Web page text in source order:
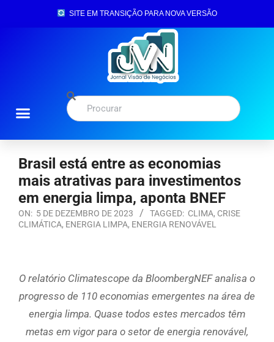
SITE EM TRANSIÇÃO PARA NOVA VERSÃO
Brasil está entre as economias
mais atrativas para investimentos
em energia limpa, aponta BNEF
ON: 5 DE DEZEMBRO DE 2023 TAGGED: CLIMA, CRISE
CLIMÁTICA, ENERGIA LIMPA, ENERGIA RENOVÁVEL
O relatório Climatescope da BloombergNEF analisa o
progresso de 110 economias emergentes na área de
energia limpa. Quase todos estes mercados têm
metas em vigor para o setor de energia renovável,